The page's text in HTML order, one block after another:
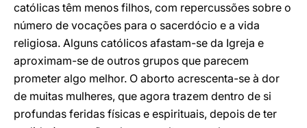
católicas têm menos filhos, com repercussões sobre o
número de vocações para o sacerdócio e a vida
religiosa. Alguns católicos afastam-se da Igreja e
aproximam-se de outros grupos que parecem
prometer algo melhor. O aborto acrescenta-se à dor
de muitas mulheres, que agora trazem dentro de si
profundas feridas físicas e espirituais, depois de ter